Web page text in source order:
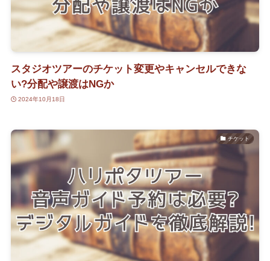
スタジオツアーのチケット変更やキャンセルできな
い?分配や譲渡はNGか
2024年10月18日
チケット